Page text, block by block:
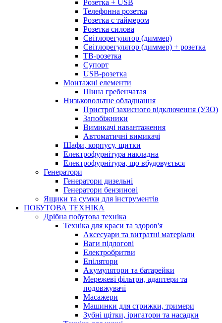
Розетка + USB
Телефонна розетка
Розетка с таймером
Розетка силова
Світлорегулятор (диммер)
Світлорегулятор (диммер) + розетка
ТВ-розетка
Супорт
USB-розетка
Монтажні елементи
Шина гребенчатая
Низьковольтне обладнання
Пристрої захисного відключення (УЗО)
Запобіжники
Вимикачі навантаження
Автоматичні вимикачі
Шафи, корпусу, щитки
Електрофурнітура накладна
Електрофурнітура, що вбудовується
Генератори
Генератори дизельні
Генератори бензинові
Ящики та сумки для інструментів
ПОБУТОВА ТЕХНІКА
Дрібна побутова техніка
Техніка для краси та здоров'я
Аксесуари та витратні матеріали
Ваги підлогові
Електробритви
Епілятори
Акумулятори та батарейки
Мережеві фільтри, адаптери та
подовжувачі
Масажери
Машинки для стрижки, тримери
Зубні щітки, іригатори та насадки